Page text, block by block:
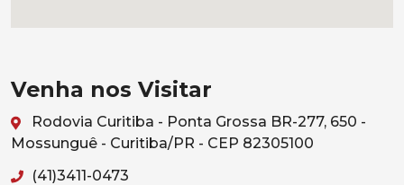
Venha nos Visitar
Rodovia Curitiba - Ponta Grossa BR-277, 650 -
Mossunguê - Curitiba/PR - CEP 82305100
(41)3411-0473